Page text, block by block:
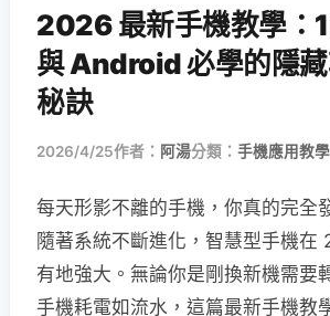
2026 最新手機教學：
與 Android 必學的隱
秘訣
2026/4/25作者： 阿湯分類： 手機應用教學
每天形影不離的手機，你真的完全
隨著系統不斷進化，智慧型手機在
有地強大。無論你是剛換新機需要
手機耗電如流水，這篇最新手機教